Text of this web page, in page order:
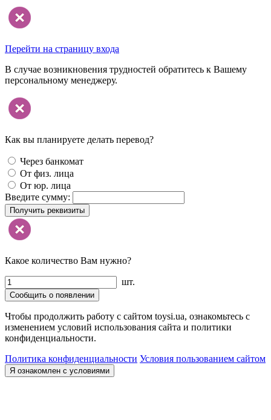
Перейти на страницу входа
В случае возникновения трудностей обратитесь к Вашему
персональному менеджеру.
Как вы планируете делать перевод?
Через банкомат
От физ. лица
От юр. лица
Введите сумму:
Получить реквизиты
Какое количество Вам нужно?
шт.
Сообщить о появлении
Чтобы продолжить работу с сайтом toysi.ua, ознакомьтесь с
изменением условий использования сайта и политики
конфиденциальности.
Политика конфиденциальности Условия пользованием сайтом
Я ознакомлен с условиями